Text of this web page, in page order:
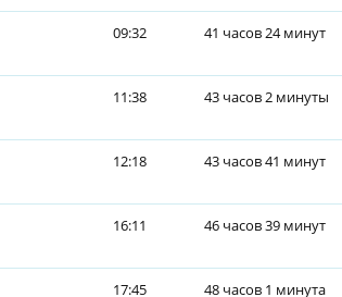
09:32 41 часов 24 минут
11:38 43 часов 2 минуты
12:18 43 часов 41 минут
16:11 46 часов 39 минут
17:45 48 часов 1 минута